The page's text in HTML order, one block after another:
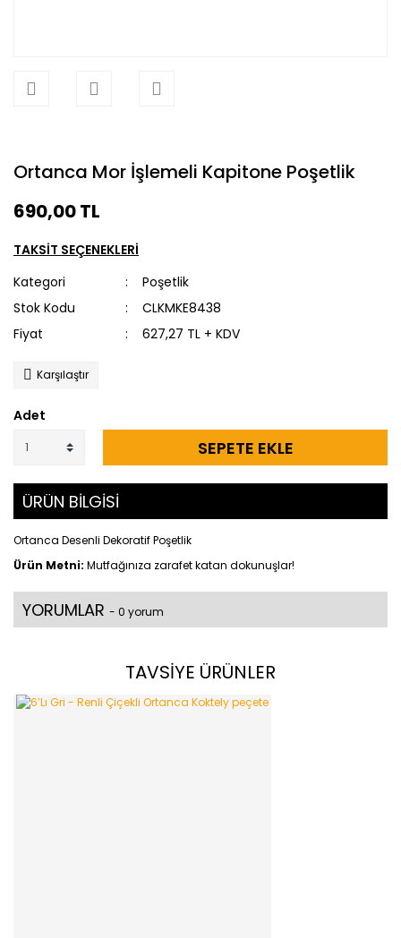
Ortanca Mor İşlemeli Kapitone Poşetlik
690,00 TL
TAKSİT SEÇENEKLERİ
Kategori
Poşetlik
Stok Kodu
CLKMKE8438
Fiyat
627,27 TL + KDV
Karşılaştır
Adet
SEPETE EKLE
ÜRÜN BİLGİSİ
Ortanca Desenli Dekoratif Poşetlik
Ürün Metni: Mutfağınıza zarafet katan dokunuşlar!
YORUMLAR - 0 yorum
TAVSİYE ÜRÜNLER